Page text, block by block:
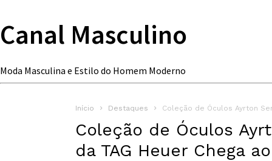
Canal Masculino
Moda Masculina e Estilo do Homem Moderno
Início Destaques Coleção de Óculos Ayrton
Coleção de Óculos
da TAG Heuer Chega